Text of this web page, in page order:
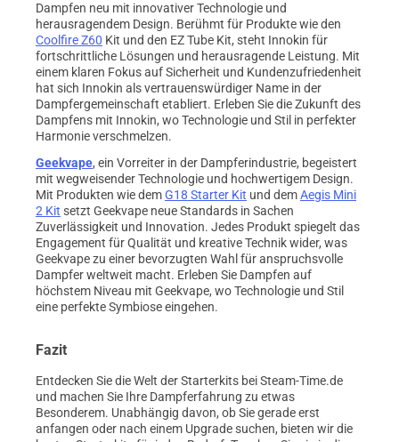
Dampfen neu mit innovativer Technologie und
herausragendem Design. Berühmt für Produkte wie den
Coolfire Z60 Kit und den EZ Tube Kit, steht Innokin für
fortschrittliche Lösungen und herausragende Leistung. Mit
einem klaren Fokus auf Sicherheit und Kundenzufriedenheit
hat sich Innokin als vertrauenswürdiger Name in der
Dampfergemeinschaft etabliert. Erleben Sie die Zukunft des
Dampfens mit Innokin, wo Technologie und Stil in perfekter
Harmonie verschmelzen.
Geekvape, ein Vorreiter in der Dampferindustrie, begeistert
mit wegweisender Technologie und hochwertigem Design.
Mit Produkten wie demG18 Starter Kit und demAegis Mini
2 Kit setzt Geekvape neue Standards in Sachen
Zuverlässigkeit und Innovation. Jedes Produkt spiegelt das
Engagement für Qualität und kreative Technik wider, was
Geekvape zu einer bevorzugten Wahl für anspruchsvolle
Dampfer weltweit macht. Erleben Sie Dampfen auf
höchstem Niveau mit Geekvape, wo Technologie und Stil
eine perfekte Symbiose eingehen.
Fazit
Entdecken Sie die Welt der Starterkits bei Steam-Time.de
und machen Sie Ihre Dampferfahrung zu etwas
Besonderem. Unabhängig davon, ob Sie gerade erst
anfangen oder nach einem Upgrade suchen, bieten wir die